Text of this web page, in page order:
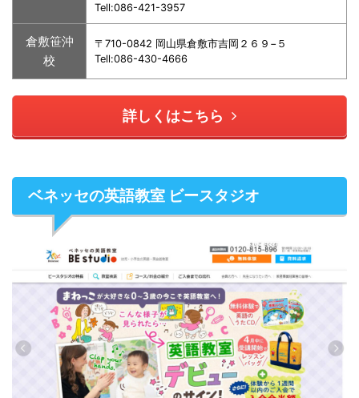
Tell:086-421-3957
倉敷笹沖
校
〒710-0842 岡山県倉敷市吉岡２６９−５
Tell:086-430-4666
詳しくはこちら
ベネッセの英語教室 ビースタジオ